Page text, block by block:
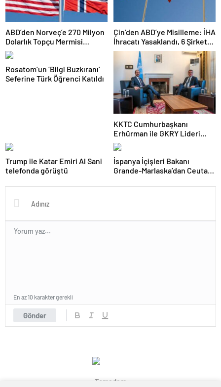
ABD’den Norveç’e 270 Milyon
Dolarlık Topçu Mermisi
Satışına Onay
Çin’den ABD’ye Misilleme: İHA
İhracatı Yasaklandı, 6 Şirket
Yaptırım Listesinde
Rosatom’un ‘Bilgi Buzkıranı’
Seferine Türk Öğrenci Katıldı
KKTC Cumhurbaşkanı
Erhürman ile GKRY Lideri
Hristodulidis 26 Ağustos’ta
Görüşecek
Trump ile Katar Emiri Al Sani
telefonda görüştü
İspanya İçişleri Bakanı
Grande-Marlaska’dan Ceuta
Gönder
En az 10 karakter gerekli
Temadam